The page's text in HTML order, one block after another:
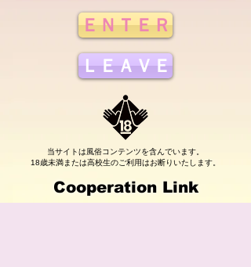
ＥＮＴＥＲ
ＬＥＡＶＥ
当サイトは風俗コンテンツを含んでいます。
18歳未満または高校生のご利用はお断りいたします。
Cooperation Link